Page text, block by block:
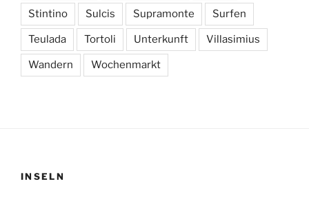
Stintino Sulcis Supramonte Surfen
Teulada Tortoli Unterkunft Villasimius
Wandern Wochenmarkt
INSELN